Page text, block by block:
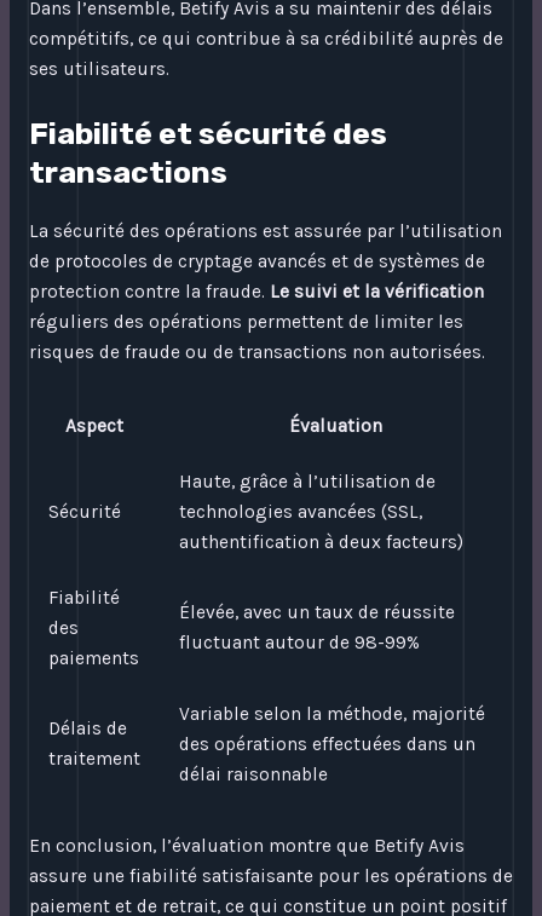
Dans l’ensemble, Betify Avis a su maintenir des délais
compétitifs, ce qui contribue à sa crédibilité auprès de
ses utilisateurs.
Fiabilité et sécurité des
transactions
La sécurité des opérations est assurée par l’utilisation
de protocoles de cryptage avancés et de systèmes de
protection contre la fraude. Le suivi et la vérification
réguliers des opérations permettent de limiter les
risques de fraude ou de transactions non autorisées.
Aspect Évaluation
Sécurité
Haute, grâce à l’utilisation de
technologies avancées (SSL,
authentification à deux facteurs)
Fiabilité
des
paiements
Élevée, avec un taux de réussite
fluctuant autour de 98-99%
Délais de
traitement
Variable selon la méthode, majorité
des opérations effectuées dans un
délai raisonnable
En conclusion, l’évaluation montre que Betify Avis
assure une fiabilité satisfaisante pour les opérations de
paiement et de retrait, ce qui constitue un point positif